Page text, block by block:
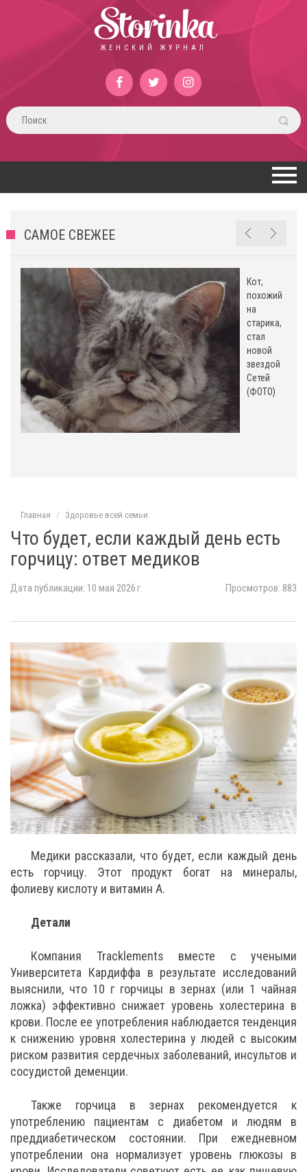
Storinka
ЖЕНСКИЙ ЖУРНАЛ
САМОЕ СВЕЖЕЕ
Кот,
похожий
на
старика,
стал
новой
звездой
Сетей
(ФОТО)
Главная Здоровье всей семьи
Что будет, если каждый день есть
горчицу: ответ медиков
Дата публикации: 10 мая 2026 г. Просмотров: 883
Медики рассказали, что будет, если каждый день
есть горчицу. Этот продукт богат на минералы,
фолиеву кислоту и витамин А.
Детали
Компания Tracklements вместе с учеными
Университета Кардиффа в результате исследований
выяснили, что 10 г горчицы в зернах (или 1 чайная
ложка) эффективно снижает уровень холестерина в
крови. После ее употребления наблюдается тенденция
к снижению уровня холестерина у людей с высоким
риском развития сердечных заболеваний, инсультов и
сосудистой деменции.
Также горчица в зернах рекомендуется к
употреблению пациентам с диабетом и людям в
преддиабетическом состоянии. При ежедневном
употреблении она нормализует уровень глюкозы в